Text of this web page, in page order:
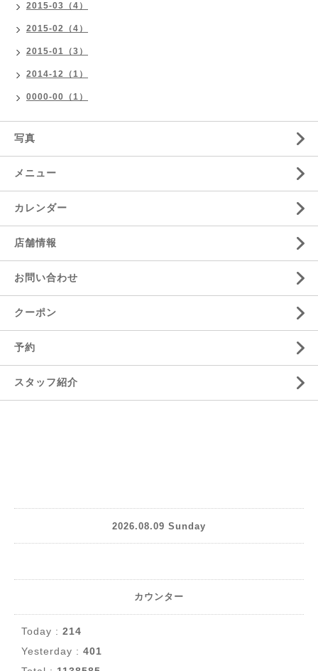
2015-03（4）
2015-02（4）
2015-01（3）
2014-12（1）
0000-00（1）
写真
メニュー
カレンダー
店舗情報
お問い合わせ
クーポン
予約
スタッフ紹介
2026.08.09 Sunday
カウンター
Today : 214
Yesterday : 401